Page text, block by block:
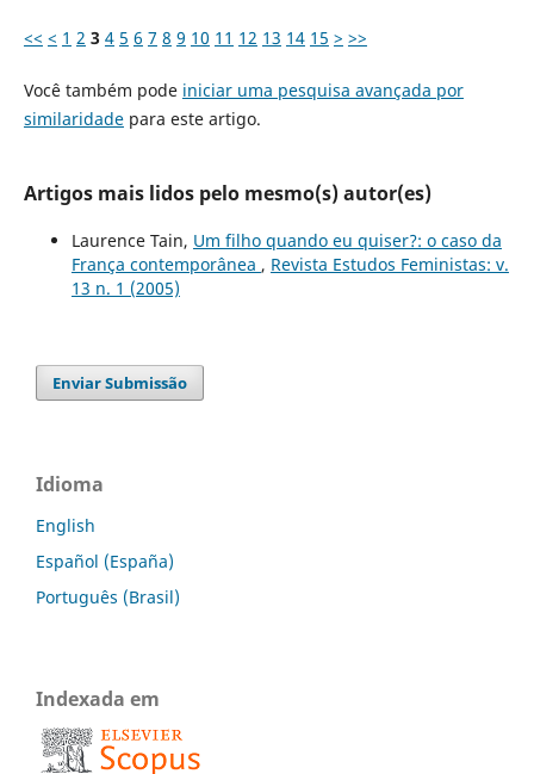
<< < 1 2 3 4 5 6 7 8 9 10 11 12 13 14 15 > >>
Você também pode iniciar uma pesquisa avançada por
similaridadepara este artigo.
Artigos mais lidos pelo mesmo(s) autor(es)
Laurence Tain, Um filho quando eu quiser?: o caso da
França contemporânea , Revista Estudos Feministas: v.
13 n. 1 (2005)
Enviar Submissão
Idioma
English
Español (España)
Português (Brasil)
Indexada em